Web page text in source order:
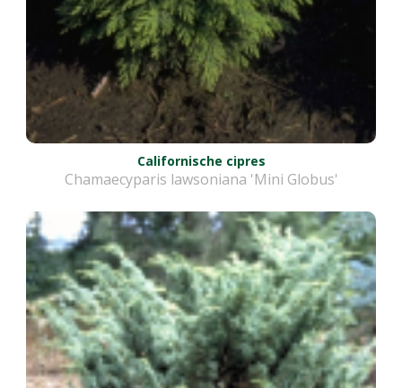
Californische cipres
Chamaecyparis lawsoniana 'Mini Globus'